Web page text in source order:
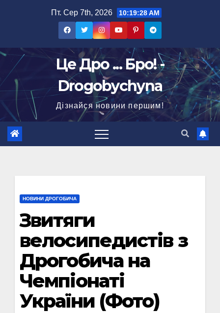
Пт. Сер 7th, 2026 10:19:29 AM
Це Дро ... Бро! -
Drogobychyna
Дізнайся новини першим!
НОВИНИ ДРОГОБИЧА
Звитяги
велосипедистів з
Дрогобича на
Чемпіонаті
України (Фото)